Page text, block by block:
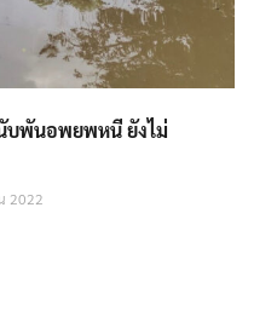
บพันอพยพหนี ยังไม่
2022